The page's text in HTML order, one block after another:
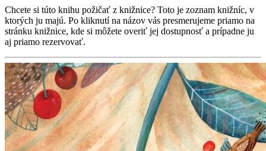
Chcete si túto knihu požičať z knižnice? Toto je zoznam knižníc, v
ktorých ju majú. Po kliknutí na názov vás presmerujeme priamo na
stránku knižnice, kde si môžete overiť jej dostupnosť a prípadne ju
aj priamo rezervovať.